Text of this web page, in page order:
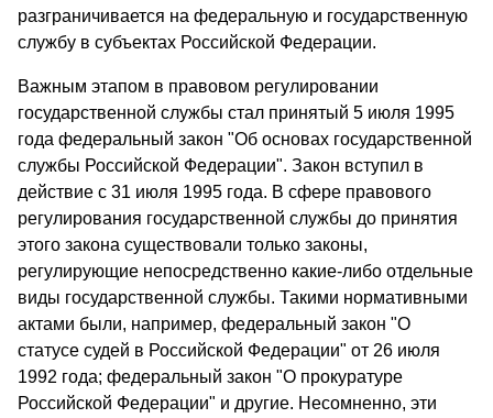
разграничивается на федеральную и государственную
службу в субъектах Российской Федерации.
Важным этапом в правовом регулировании
государственной службы стал принятый 5 июля 1995
года федеральный закон "Об основах государственной
службы Российской Федерации". Закон вступил в
действие с 31 июля 1995 года. В сфере правового
регулирования государственной службы до принятия
этого закона существовали только законы,
регулирующие непосредственно какие-либо отдельные
виды государственной службы. Такими нормативными
актами были, например, федеральный закон "О
статусе судей в Российской Федерации" от 26 июля
1992 года; федеральный закон "О прокуратуре
Российской Федерации" и другие. Несомненно, эти